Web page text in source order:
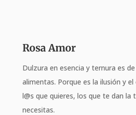
Rosa Amor
Dulzura en esencia y ternura es
alimentas. Porque es la ilusión y
l@s que quieres, los que te dan la
necesitas.